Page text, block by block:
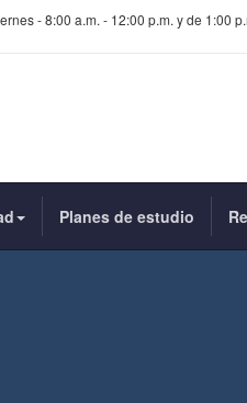
- 8:00 a.m. - 12:00 p.m. y de 1:00
Planes de estudio